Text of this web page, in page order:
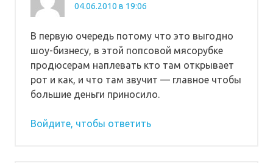
04.06.2010 в 19:06
В первую очередь потому что это выгодно
шоу-бизнесу, в этой попсовой мясорубке
продюсерам наплевать кто там открывает
рот и как, и что там звучит — главное чтобы
большие деньги приносило.
Войдите, чтобы ответить